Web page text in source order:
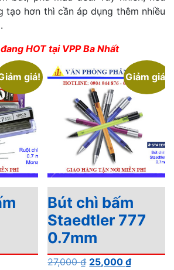
tạo hơn thì cần áp dụng thêm nhiều
HOT tại VPP Ba Nhất
giá! Giảm giá!
Bút chì bấm
Staedtler 777
0.7mm
27,000₫ Giá
25,000₫Giá